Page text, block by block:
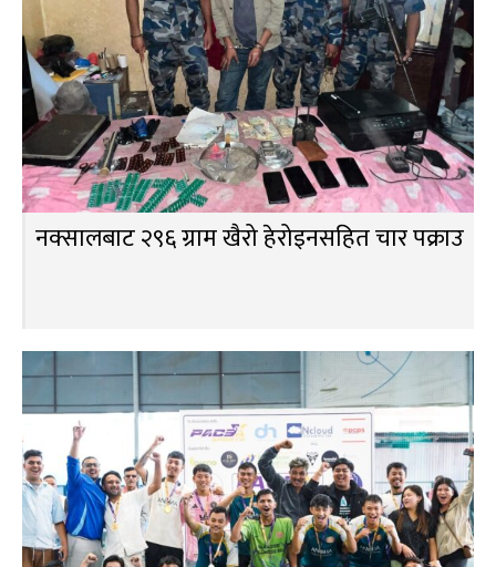
नक्सालबाट २९६ ग्राम खैरो हेरोइनसहित चार पक्राउ